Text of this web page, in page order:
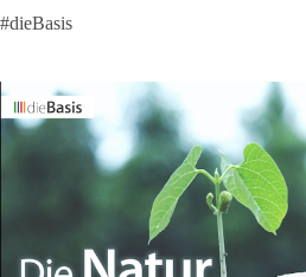
#dieBasis